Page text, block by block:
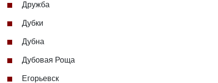
Дружба
Дубки
Дубна
Дубовая Роща
Егорьевск